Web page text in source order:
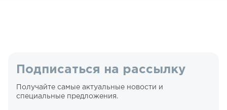
Подписаться на рассылку
Получайте самые актуальные новости и
специальные предложения.